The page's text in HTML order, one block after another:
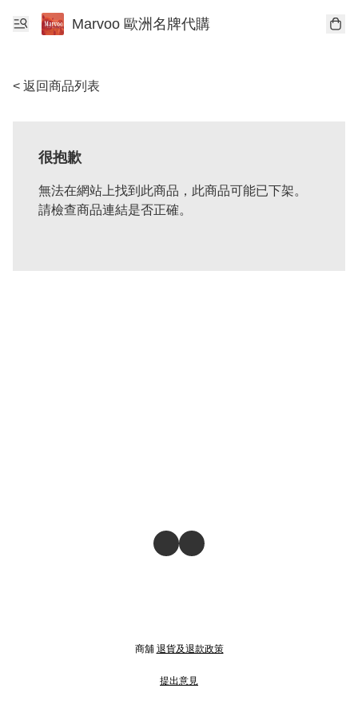
Marvoo 歐洲名牌代購
< 返回商品列表
很抱歉
無法在網站上找到此商品，此商品可能已下架。
請檢查商品連結是否正確。
商舖 退貨及退款政策
提出意見